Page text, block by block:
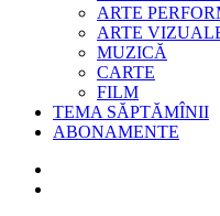
ARTE
ARTE
MUZICĂ
CARTE
FILM
TEMA SĂPTĂMÎNII
ABONAMENTE